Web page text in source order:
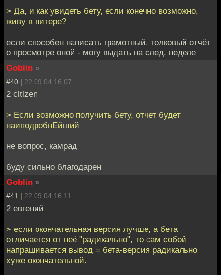
> Да, и как увидеть бету, если конечно возможно,
живу в питере?
если способен написать грамотный, толковый отчёт
о просмотре оной - могу выдать на след. неделе
Goblin »
#40 | 22.09.04 16:07
2 citizen
> Если возможно получить бету, отчет будет
наиподробнЕйший
не вопрос, камрад
буду сильно благодарен
Goblin »
#41 | 22.09.04 16:11
2 евгений
> если окончательная версия лучше, а бета
отличается от неё "радикально", то сам собой
напрашивается вывод = бета-версия радикально
хуже окончательной.